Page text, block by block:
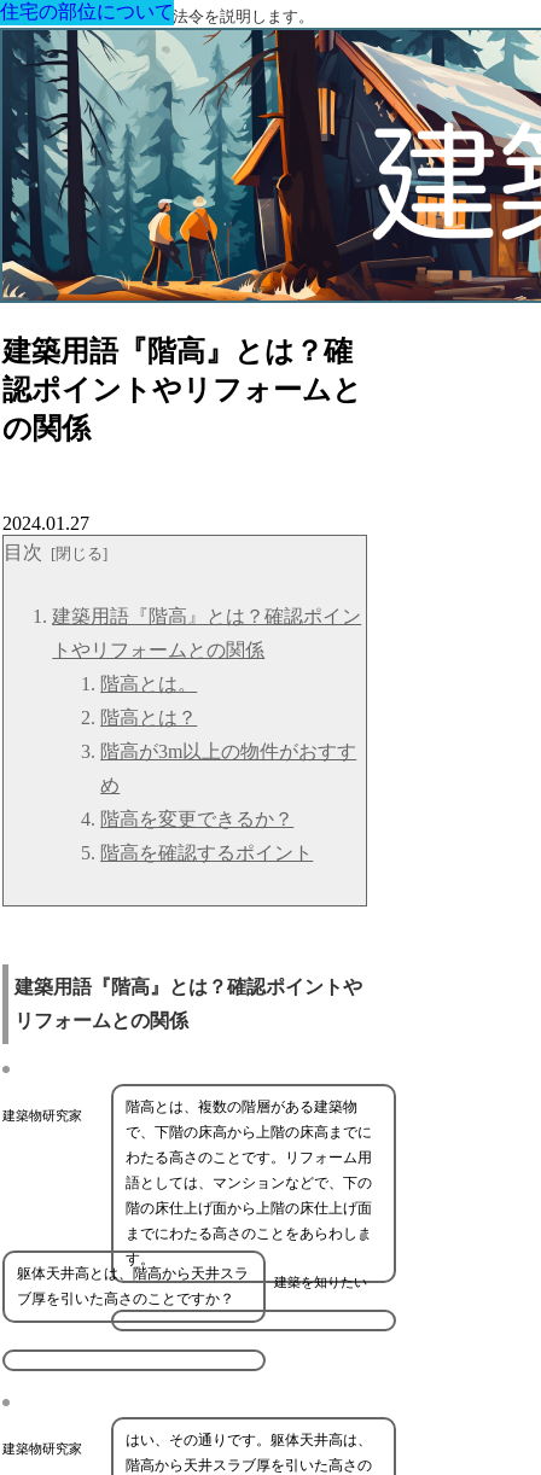
建築に関する用語と関連法令を説明します。
建築用語『階高』とは？確
認ポイントやリフォームと
の関係
住宅の部位について
2024.01.27
目次
建築用語『階高』とは？確認ポイン
トやリフォームとの関係
階高とは。
階高とは？
階高が3m以上の物件がおすす
め
階高を変更できるか？
階高を確認するポイント
建築用語『階高』とは？確認ポイントや
リフォームとの関係
建築物研究家
階高とは、複数の階層がある建築物
で、下階の床高から上階の床高までに
わたる高さのことです。リフォーム用
語としては、マンションなどで、下の
階の床仕上げ面から上階の床仕上げ面
までにわたる高さのことをあらわしま
す。
建築を知りたい
躯体天井高とは、階高から天井スラ
ブ厚を引いた高さのことですか？
建築物研究家
はい、その通りです。躯体天井高は、
階高から天井スラブ厚を引いた高さの
住宅の部位について
住宅の部位について
住宅の部位について
住宅の部位について
住宅の部位について
住宅の部位について